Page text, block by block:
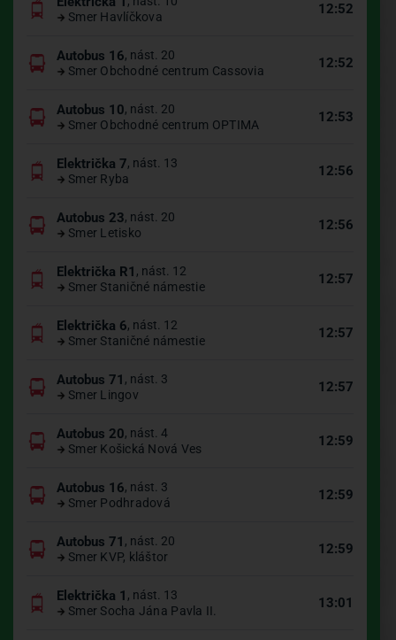
Smer Havlíčkova
12:52
Autobus 16, nást. 20
Smer Obchodné centrum Cassovia
12:52
Autobus 10, nást. 20
Smer Obchodné centrum OPTIMA
12:53
Električka 7, nást. 13
Smer Ryba
12:56
Autobus 23, nást. 20
Smer Letisko
12:56
Električka R1 , nást. 12
Smer Staničné námestie
12:57
Električka 6, nást. 12
Smer Staničné námestie
12:57
Autobus 71 , nást. 3
Smer Lingov
12:57
Autobus 20, nást. 4
Smer Košická Nová Ves
12:59
Autobus 16, nást. 3
Smer Podhradová
12:59
Autobus 71 , nást. 20
Smer KVP, kláštor
12:59
Električka 1 , nást. 13
Smer Socha Jána Pavla II.
13:01